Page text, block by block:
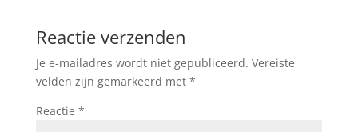
Reactie verzenden
Je e-mailadres wordt niet gepubliceerd. Vereiste
velden zijn gemarkeerd met *
Reactie *